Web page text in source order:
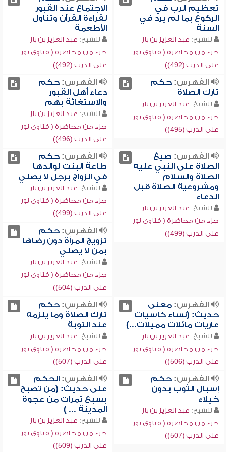
تعظيم الرب في
الركوع بما لم يرد في
السنة
للشيخ: عبد العزيز بن باز
جزء من محاضرة ( فتاوى نور
على الدرب (492))
الاجتماع عند القبور
لقراءة القرآن وتناول
الأطعمة
للشيخ: عبد العزيز بن باز
جزء من محاضرة ( فتاوى نور
على الدرب (492))
الفهرس:حكم
تارك الصلاة
للشيخ: عبد العزيز بن باز
جزء من محاضرة ( فتاوى نور
على الدرب (495))
الفهرس:حكم
دعاء أهل القبور
والاستغاثة بهم
للشيخ: عبد العزيز بن باز
جزء من محاضرة ( فتاوى نور
على الدرب (496))
الفهرس: صيغ
الصلاة على النبي عليه
الصلاة والسلام
ومشروعية الصلاة قبل
الدعاء
للشيخ: عبد العزيز بن باز
جزء من محاضرة ( فتاوى نور
على الدرب (499))
الفهرس:حكم
طاعة البنت لوالدها
في الزواج برجل لا يصلي
للشيخ: عبد العزيز بن باز
جزء من محاضرة ( فتاوى نور
على الدرب (499))
الفهرس:حكم
تزويج المرأة دون رضاها
بمن لا يصلي
للشيخ: عبد العزيز بن باز
جزء من محاضرة ( فتاوى نور
على الدرب (504))
الفهرس:معنى
حديث: (نساء كاسيات
عاريات مائلات مميلات...)
للشيخ: عبد العزيز بن باز
جزء من محاضرة ( فتاوى نور
على الدرب (506))
الفهرس:حكم
تارك الصلاة وما يلزمه
عند التوبة
للشيخ: عبد العزيز بن باز
جزء من محاضرة ( فتاوى نور
على الدرب (507))
الفهرس:حكم
إسبال الثوب بدون
خيلاء
للشيخ: عبد العزيز بن باز
جزء من محاضرة ( فتاوى نور
على الدرب (507))
الفهرس:الحكم
على حديث: (من تصبح
بسبع تمرات من عجوة
المدينة ... )
للشيخ: عبد العزيز بن باز
جزء من محاضرة ( فتاوى نور
على الدرب (509))